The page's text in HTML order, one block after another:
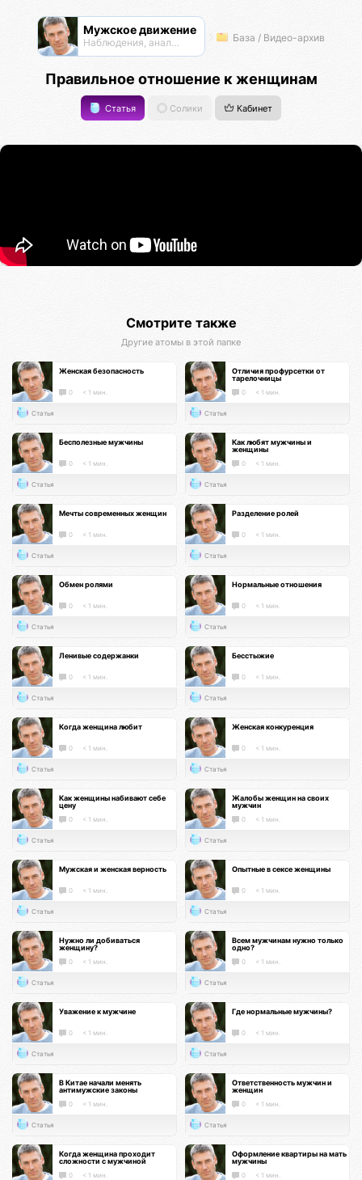
Мужское движение
Наблюдения, анализ, обсуждения База / Видео-архив
Правильное отношение к женщинам
Статья Солики Кабинет
Смотрите также
Другие атомы в этой папке
Женская безопасность
0 < 1 мин.
Статья
Отличия профурсетки от
тарелочницы
0 < 1 мин.
Статья
Бесполезные мужчины
0 < 1 мин.
Статья
Как любят мужчины и
женщины
0 < 1 мин.
Статья
Мечты современных женщин
0 < 1 мин.
Статья
Разделение ролей
0 < 1 мин.
Статья
Обмен ролями
0 < 1 мин.
Статья
Нормальные отношения
0 < 1 мин.
Статья
Ленивые содержанки
0 < 1 мин.
Статья
Бесстыжие
0 < 1 мин.
Статья
Когда женщина любит
0 < 1 мин.
Статья
Женская конкуренция
0 < 1 мин.
Статья
Как женщины набивают себе
цену
0 < 1 мин.
Статья
Жалобы женщин на своих
мужчин
0 < 1 мин.
Статья
Мужская и женская верность
0 < 1 мин.
Статья
Опытные в сексе женщины
0 < 1 мин.
Статья
Нужно ли добиваться
женщину?
0 < 1 мин.
Статья
Всем мужчинам нужно только
одно?
0 < 1 мин.
Статья
Уважение к мужчине
0 < 1 мин.
Статья
Где нормальные мужчины?
0 < 1 мин.
Статья
В Китае начали менять
антимужские законы
0 < 1 мин.
Статья
Ответственность мужчин и
женщин
0 < 1 мин.
Статья
Когда женщина проходит
сложности с мужчиной
0 < 1 мин.
Оформление квартиры на мать
мужчины
0 < 1 мин.